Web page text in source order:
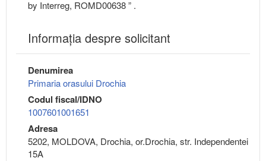
by Interreg, ROMD00638 ” .
Informaţia despre solicitant
Denumirea
Primaria orasului Drochia
Codul fiscal/IDNO
1007601001651
Adresa
5202, MOLDOVA, Drochia, or.Drochia, str. Independentei
15A